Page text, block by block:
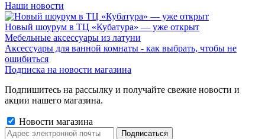
Наши новости
Новый шоурум в ТЦ «Кубатура» — уже открыт
Мебельные аксессуары из латуни
Аксессуары для ванной комнаты - как выбрать, чтобы не
ошибиться
Подписка на новости магазина
Подпишитесь на рассылку и получайте свежие новости и
акции нашего магазина.
Новости магазина